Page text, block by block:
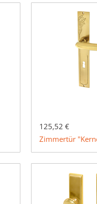
125,52 €
Zimmertür